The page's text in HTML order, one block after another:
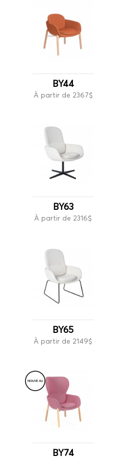
BY44
À partir de 2367$
BY63
À partir de 2316$
BY65
À partir de 2149$
NOUVEAU
BY74